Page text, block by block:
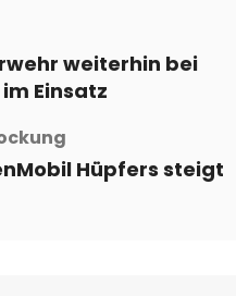
weiterhin bei
Einsatz
Hüpfers steigt